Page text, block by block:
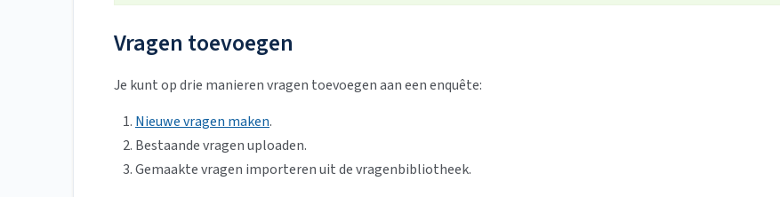
Vragen toevoegen
Je kunt op drie manieren vragen toevoegen aan een enquête:
Nieuwe vragen maken.
Bestaande vragen uploaden.
Gemaakte vragen importeren uit de vragenbibliotheek.